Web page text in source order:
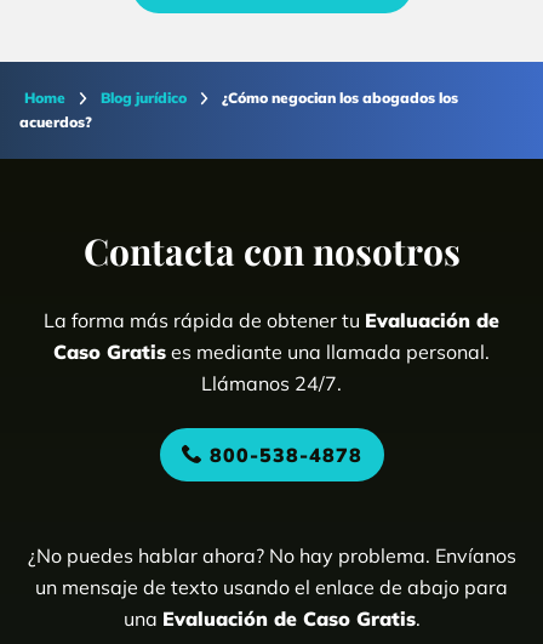
Home Blog jurídico
¿Cómo negocian los abogados los
acuerdos?
Contacta con nosotros
La forma más rápida de obtener tu Evaluación de
Caso Gratis es mediante una llamada personal.
Llámanos 24/7.
800-538-4878
¿No puedes hablar ahora? No hay problema. Envíanos
un mensaje de texto usando el enlace de abajo para
una Evaluación de Caso Gratis.